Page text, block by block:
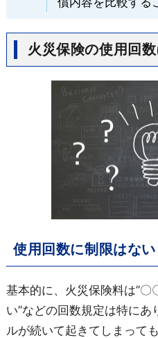
火災保険の使用回
使用回数に制限はない
基本的に、火災保険料は”〇
い”などの回数規定は特に
ルが続いて起きてしまって